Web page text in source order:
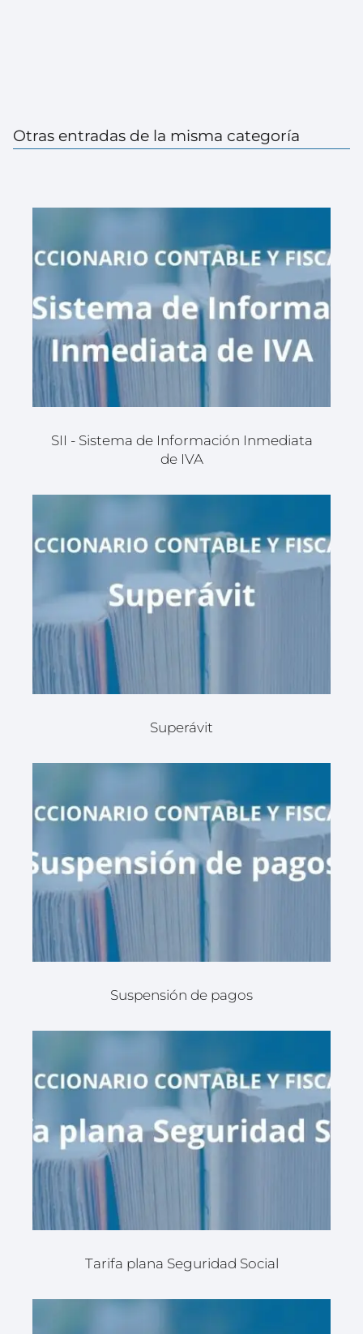
Otras entradas de la misma categoría
SII - Sistema de Información Inmediata
de IVA
Superávit
Suspensión de pagos
Tarifa plana Seguridad Social